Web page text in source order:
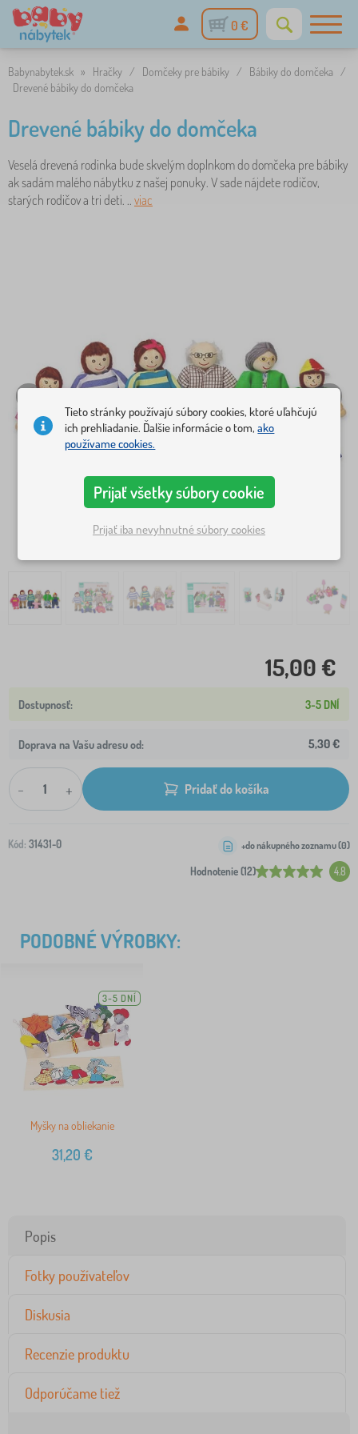
0 €
Babynabytek.sk » Hračky / Domčeky pre bábiky / Bábiky do domčeka
/
Drevené bábiky do domčeka
Drevené bábiky do domčeka
Veselá drevená rodinka bude skvelým doplnkom do domčeka pre bábiky
ak sadám malého nábytku z našej ponuky. V sade nájdete rodičov,
starých rodičov a tri deti. .. viac
15,00 €
3-5 DNÍ
Doprava na Vašu adresu od: 5,30 €
- + Pridať do košíka
Kód: 31431-0
Hodnotenie (12) 4.8
+do nákupného zoznamu (0)
PODOBNÉ VÝROBKY:
3-5 DNÍ
Myšky na obliekanie
31,20 €
Popis
Fotky používateľov
Diskusia
Recenzie produktu
Odporúčame tiež
Tieto stránky používajú súbory cookies, ktoré uľahčujú
ich prehliadanie. Ďalšie informácie o tom,ako
používame cookies.
Prijať všetky súbory cookie
Prijať iba nevyhnutné súbory cookies